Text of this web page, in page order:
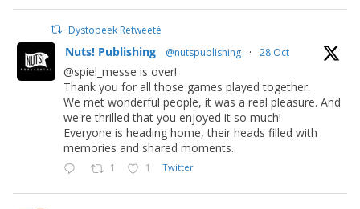
Dystopeek Retweeté
Nuts! Publishing @nutspublishing · 28 Oct
@spiel_messe is over!
Thank you for all those games played together.
We met wonderful people, it was a real pleasure. And
we're thrilled that you enjoyed it so much!
Everyone is heading home, their heads filled with
memories and shared moments.
1 1 Twitter